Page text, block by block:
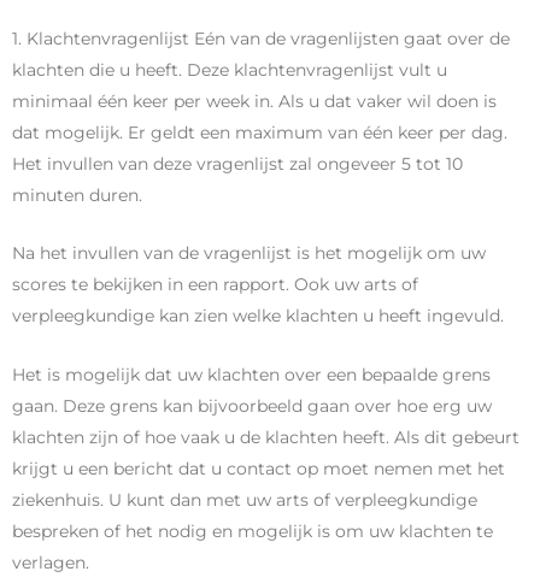
1. Klachtenvragenlijst Eén van de vragenlijsten gaat over de
klachten die u heeft. Deze klachtenvragenlijst vult u
minimaal één keer per week in. Als u dat vaker wil doen is
dat mogelijk. Er geldt een maximum van één keer per dag.
Het invullen van deze vragenlijst zal ongeveer 5 tot 10
minuten duren.
Na het invullen van de vragenlijst is het mogelijk om uw
scores te bekijken in een rapport. Ook uw arts of
verpleegkundige kan zien welke klachten u heeft ingevuld.
Het is mogelijk dat uw klachten over een bepaalde grens
gaan. Deze grens kan bijvoorbeeld gaan over hoe erg uw
klachten zijn of hoe vaak u de klachten heeft. Als dit gebeurt
krijgt u een bericht dat u contact op moet nemen met het
ziekenhuis. U kunt dan met uw arts of verpleegkundige
bespreken of het nodig en mogelijk is om uw klachten te
verlagen.